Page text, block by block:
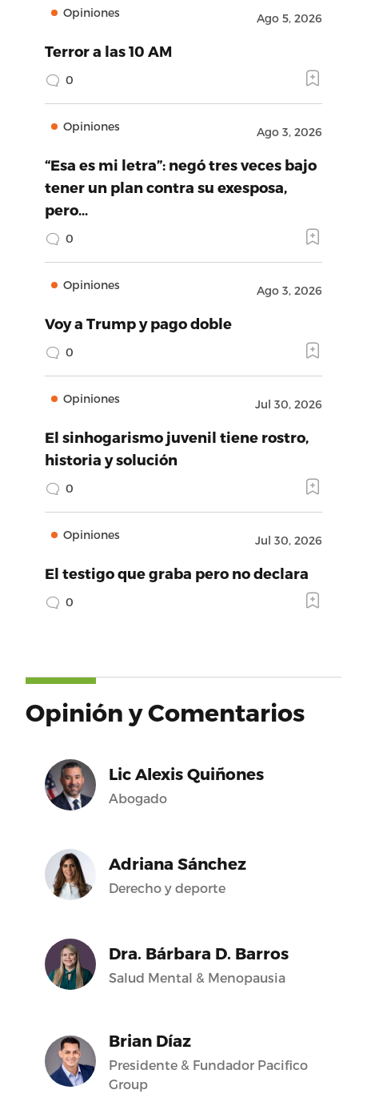
Opiniones Ago 5, 2026
Terror a las 10 AM
0
Opiniones Ago 3, 2026
“Esa es mi letra”: negó tres veces bajo
tener un plan contra su exesposa,
pero…
0
Opiniones Ago 3, 2026
Voy a Trump y pago doble
0
Opiniones Jul 30, 2026
El sinhogarismo juvenil tiene rostro,
historia y solución
0
Opiniones Jul 30, 2026
El testigo que graba pero no declara
0
Opinión y Comentarios
Lic Alexis Quiñones
Abogado
Adriana Sánchez
Derecho y deporte
Dra. Bárbara D. Barros
Salud Mental & Menopausia
Brian Díaz
Presidente & Fundador Pacifico
Group